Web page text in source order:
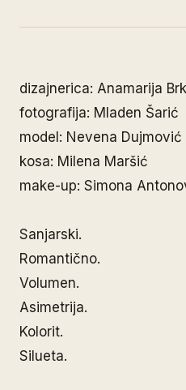
dizajnerica: Anamarija
fotografija: Mladen Šarić
model: Nevena Dujmović
kosa: Milena Maršić
make-up: Simona
Sanjarski.
Romantično.
Volumen.
Asimetrija.
Kolorit.
Silueta.